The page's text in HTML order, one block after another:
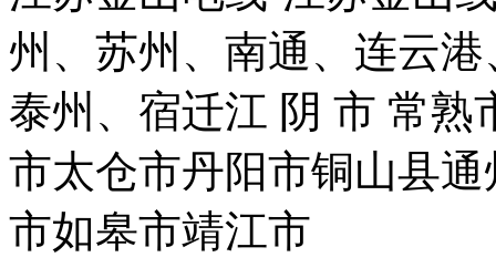
州、苏州、南通、连云
泰州、宿迁江 阴 市 常
市太仓市丹阳市铜山县
市如皋市靖江市